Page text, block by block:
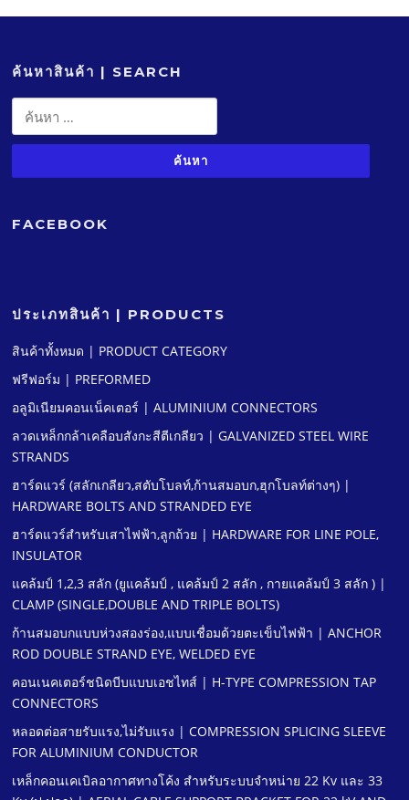
ค้นหาสินค้า | SEARCH
ค้นหา
สำหรับ:
FACEBOOK
ประเภทสินค้า | PRODUCTS
สินค้าทั้งหมด | PRODUCT CATEGORY
ฟรีฟอร์ม | PREFORMED
อลูมิเนียมคอนเน็คเตอร์ | ALUMINIUM CONNECTORS
ลวดเหล็กกล้าเคลือบสังกะสีตีเกลียว | GALVANIZED STEEL WIRE
STRANDS
ฮาร์ดแวร์ (สลักเกลียว,สตับโบลท์,ก้านสมอบก,ฮุกโบลท์ต่างๆ) |
HARDWARE BOLTS AND STRANDED EYE
ฮาร์ดแวร์สําหรับเสาไฟฟ้า,ลูกถ้วย | HARDWARE FOR LINE POLE,
INSULATOR
แคล้มป์ 1,2,3 สลัก (ยูแคล้มป์ , แคล้มป์ 2 สลัก , กายแคล้มป์ 3 สลัก ) |
CLAMP (SINGLE,DOUBLE AND TRIPLE BOLTS)
ก้านสมอบกแบบห่วงสองร่อง,แบบเชื่อมด้วยตะเข็บไฟฟ้า | ANCHOR
ROD DOUBLE STRAND EYE, WELDED EYE
คอนเนคเตอร์ชนิดบีบแบบเอชไทส์ | H-TYPE COMPRESSION TAP
CONNECTORS
หลอดต่อสายรับแรง,ไม่รับแรง | COMPRESSION SPLICING SLEEVE
FOR ALUMINIUM CONDUCTOR
เหล็กคอนเคเบิลอากาศทางโค้ง สําหรับระบบจําหน่าย 22 Kv และ 33